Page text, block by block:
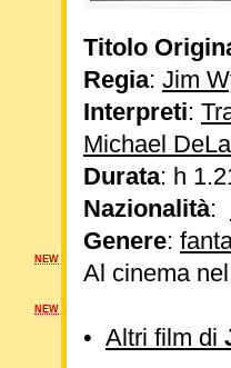
Titolo
Regia: Jim
Interpreti:
Michael
Durata: h
Nazionalità:
Genere:
Al cinema
• Altri film di
NEW
NEW